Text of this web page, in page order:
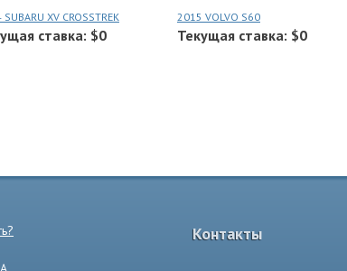
XV CROSSTREK
ставка: $0
2015 VOLVO S60
Текущая ставка: $0
Контакты